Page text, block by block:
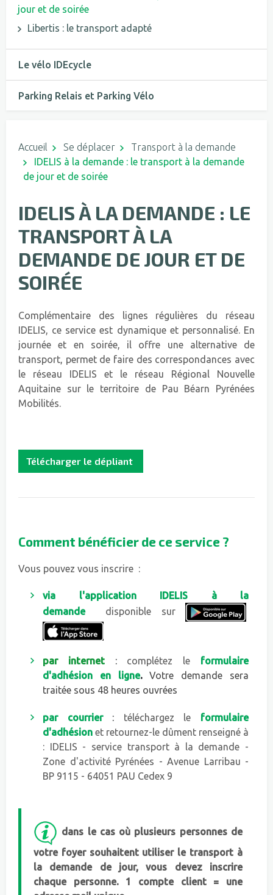
jour et de soirée
Libertis : le transport adapté
Le vélo IDEcycle
Parking Relais et Parking Vélo
Accueil Se déplacer
Transport à la demande
IDELIS à la demande : le transport à la demande
de jour et de soirée
IDELIS À LA DEMANDE : LE
TRANSPORT À LA
DEMANDE DE JOUR ET DE
SOIRÉE
Complémentaire des lignes régulières du réseau
IDELIS, ce service est dynamique et personnalisé. En
journée et en soirée, il offre une alternative de
transport, permet de faire des correspondances avec
le réseau IDELIS et le réseau Régional Nouvelle
Aquitaine sur le territoire de Pau Béarn Pyrénées
Mobilités.
Télécharger le dépliant
Comment bénéficier de ce service ?
Vous pouvez vous inscrire :
via l'application IDELIS à la
demande
disponible sur
par internet: complétez le formulaire
d'adhésion en ligne.Votre demande sera
traitée sous 48 heures ouvrées
par courrier: téléchargez le formulaire
d'adhésion et retournez-le dûment renseigné à
: IDELIS - service transport à la demande -
Zone d'activité Pyrénées - Avenue Larribau -
BP 9115 - 64051 PAU Cedex 9
dans le cas où plusieurs personnes de
votre foyer souhaitent utiliser le transport à
la demande de jour, vous devez inscrire
chaque personne. 1 compte client = une